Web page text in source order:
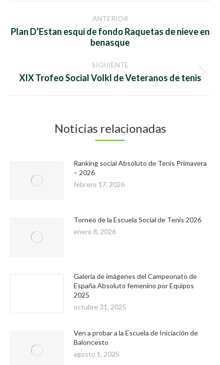
Navegación
entre
ANTERIOR
Publicación
anterior:
Plan D’Estan esqui de fondo Raquetas de nieve en
benasque
SIGUIENTE
Publicación
XIX Trofeo Social Volkl de Veteranos de tenis
Noticias relacionadas
Ranking social Absoluto de Tenis Primavera
– 2026
febrero 17, 2026
Torneo de la Escuela Social de Tenis 2026
enero 8, 2026
Galería de imágenes del Campeonato de
España Absoluto femenino por Equipos
2025
octubre 31, 2025
Ven a probar a la Escuela de Iniciación de
Baloncesto
agosto 1, 2025